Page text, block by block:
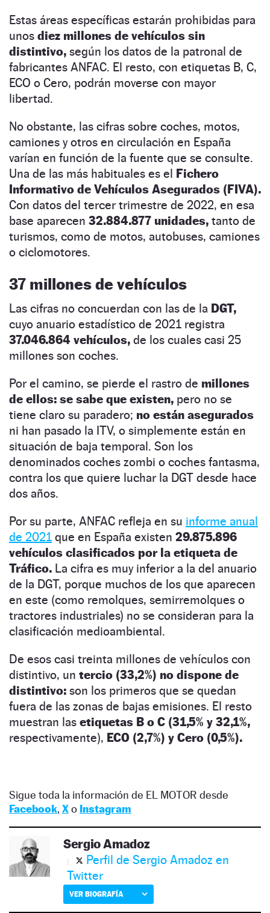
Estas áreas específicas estarán prohibidas para
unos diez millones de vehículos sin
distintivo, según los datos de la patronal de
fabricantes ANFAC. El resto, con etiquetas B, C,
ECO o Cero, podrán moverse con mayor
libertad.
No obstante, las cifras sobre coches, motos,
camiones y otros en circulación en España
varían en función de la fuente que se consulte.
Una de las más habituales es el Fichero
Informativo de Vehículos Asegurados (FIVA).
Con datos del tercer trimestre de 2022, en esa
base aparecen 32.884.877 unidades, tanto de
turismos, como de motos, autobuses, camiones
o ciclomotores.
37 millones de vehículos
Las cifras no concuerdan con las de la DGT,
cuyo anuario estadístico de 2021 registra
37.046.864 vehículos, de los cuales casi 25
millones son coches.
Por el camino, se pierde el rastro de millones
de ellos: se sabe que existen, pero no se
tiene claro su paradero; no están asegurados
ni han pasado la ITV, o simplemente están en
situación de baja temporal. Son los
denominados coches zombi o coches fantasma,
contra los que quiere luchar la DGT desde hace
dos años.
Por su parte, ANFAC refleja en su informe anual
de 2021 que en España existen 29.875.896
vehículos clasificados por la etiqueta de
Tráfico. La cifra es muy inferior a la del anuario
de la DGT, porque muchos de los que aparecen
en este (como remolques, semirremolques o
tractores industriales) no se consideran para la
clasificación medioambiental.
De esos casi treinta millones de vehículos con
distintivo, un tercio (33,2%) no dispone de
distintivo: son los primeros que se quedan
fuera de las zonas de bajas emisiones. El resto
muestran las etiquetas B o C (31,5% y 32,1%,
respectivamente), ECO (2,7%) y Cero (0,5%).
Sigue toda la información de EL MOTOR desde
Facebook, Xo Instagram
Sergio Amadoz
Perfil de Sergio Amadoz en
Twitter
VER BIOGRAFÍA